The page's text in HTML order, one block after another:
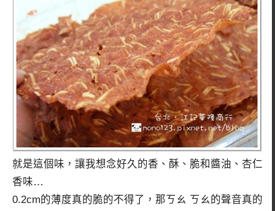
就是這個味，讓我想念好久的香、酥、脆和醬油、杏仁
香味…
0.2cm的薄度真的脆的不得了，那ㄎㄠ ㄎㄠ的聲音真的